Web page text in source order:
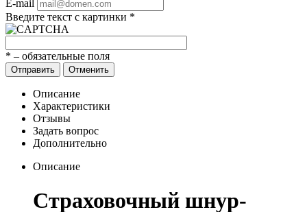
E-mail
Введите текст с картинки *
* – обязательные поля
Отправить Отменить
Описание
Характеристики
Отзывы
Задать вопрос
Дополнительно
Описание
Страховочный шнур-